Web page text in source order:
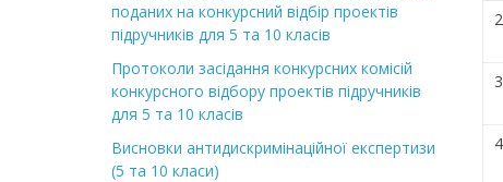
поданих на конкурсний відбір проектів
підручників для 5 та 10 класів
Протоколи засідання конкурсних комісій
конкурсного відбору проектів підручників
для 5 та 10 класів
Висновки антидискримінаційної експертизи
(5 та 10 класи)